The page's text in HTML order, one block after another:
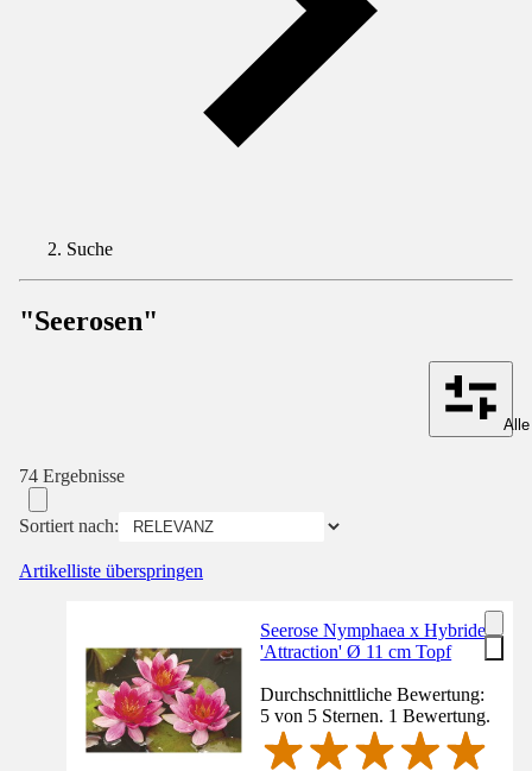
Suche
"Seerosen"
74 Ergebnisse
Sortiert nach:
Artikelliste überspringen
Seerose Nymphaea x Hybride
'Attraction' Ø 11 cm Topf
Durchschnittliche Bewertung:
5 von 5 Sternen. 1 Bewertung.